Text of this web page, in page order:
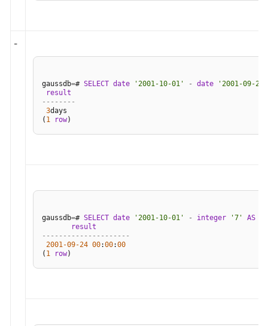
量
与
宏
逻
辑
-
gaussdb=# SELECT date '2001-10-01' - date
'2001-09-28'
result
--------
3days
( 1 row
gaussdb=# SELECT date '2001-10-01' - integer '7' AS
result
---------------------
2001-09-24 00:00:00
( 1 row